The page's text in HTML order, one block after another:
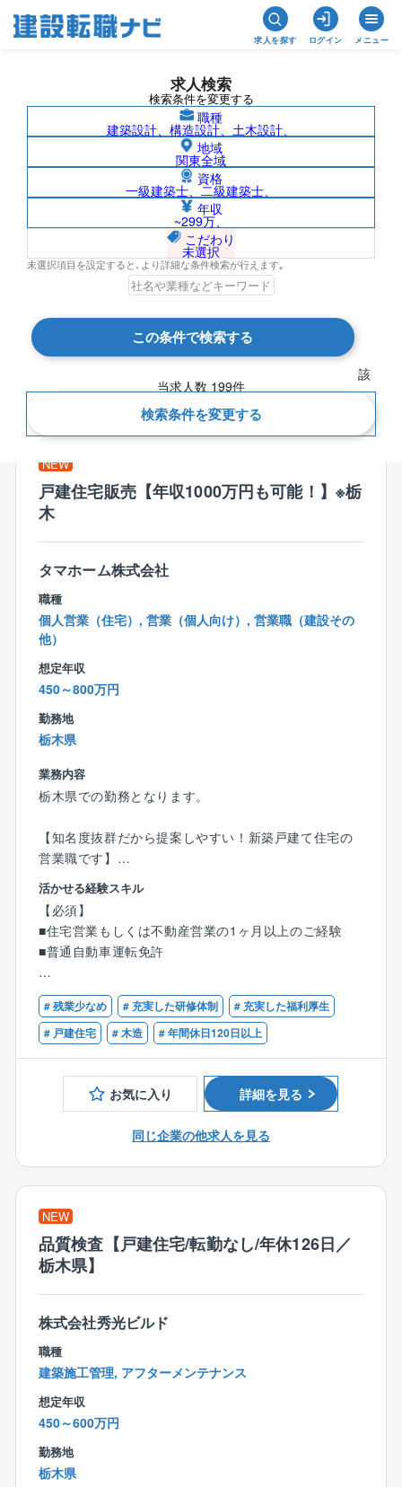
求人を探す ログイン メニュー
求人検索
検索条件を変更する
職種
建築設計、構造設計、土木設計、
地域
関東全域
資格
一級建築士、二級建築士、
年収
~299万、
こだわり
未選択
未選択項目を設定すると､より詳細な条件検索が行えます｡
この条件で検索する
該
当求人数 199件
検索条件を変更する
栃木県の求人検索結果一覧
検索結果 199 件
現在の検索条件
NEW
戸建住宅販売【年収1000万円も可能！】※栃
木
タマホーム株式会社
職種
個人営業（住宅）, 営業（個人向け）, 営業職（建設その
他）
想定年収
450～800万円
勤務地
栃木県
業務内容
栃木県での勤務となります。
【知名度抜群だから提案しやすい！新築戸建て住宅の
営業職です】
モデルハウスに来場されたお客様へ、同社の住宅をご
提案していただきます。
【具体的には】
●住宅に関するご希望のヒアリング、プラン作成
●住宅建設地の敷地調査、現地調査、役所調査
●住宅ローンのご相談等
来場からお引渡まで、すべてをプロデュースしていた
だきます。
これまでのご経験を存分に発揮していただける環境を
整えています。
【タマホーム営業職魅力ポイント】
★より良いものを安く
業界相場を下回るタマホーム価格
住宅性能6項目目で最高等級クリア
国産材使用率74.1%
★圧倒的な集客力
集客数（年間）約180,000組
一人当たり接客数平均（年間）約171組
一人当たり契約数平均（年間）10.25棟（約10棟）
★条件
年間休日120日
平均年収932万円
【インセンティブ制度】
■請負金額×歩合率という分かり易さ
建物平均単価2,350万円× 1.5％ ＋ プラスα
活かせる経験スキル
【必須】
■住宅営業もしくは不動産営業の1ヶ月以上のご経験
■普通自動車運転免許
【歓迎】
■何らかの営業経験5年以上がある方
■宅地建物取引士の資格保有者
# 残業少なめ # 充実した研修体制
# 充実した福利厚生
# 戸建住宅
# 木造 # 年間休日120日以上
お気に入り 詳細を見る
同じ企業の他求人を見る
NEW
品質検査【戸建住宅/転勤なし/年休126日／
栃木県】
株式会社秀光ビルド
職種
建築施工管理, アフターメンテナンス
想定年収
450～600万円
勤務地
栃木県